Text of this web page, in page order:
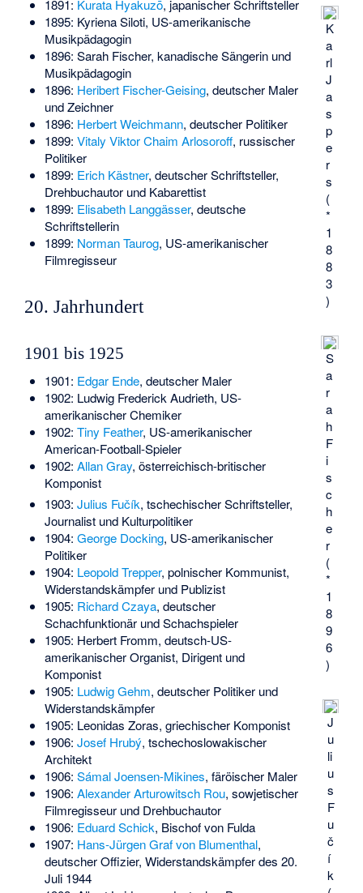
K
a
rl
J
a
s
p
e
r
s
(
*
1
8
8
3
)
S
a
r
a
h
F
i
s
c
h
e
r
(
*
1
8
9
6
)
1891: Kurata Hyakuzō, japanischer Schriftsteller
1895: Kyriena Siloti, US-amerikanische
Musikpädagogin
1896: Sarah Fischer, kanadische Sängerin und
Musikpädagogin
1896: Heribert Fischer-Geising, deutscher Maler
und Zeichner
1896: Herbert Weichmann, deutscher Politiker
1899: Vitaly Viktor Chaim Arlosoroff, russischer
Politiker
1899: Erich Kästner, deutscher Schriftsteller,
Drehbuchautor und Kabarettist
1899: Elisabeth Langgässer, deutsche
Schriftstellerin
1899: Norman Taurog, US-amerikanischer
Filmregisseur
20. Jahrhundert
1901 bis 1925
1901: Edgar Ende, deutscher Maler
1902: Ludwig Frederick Audrieth, US-
amerikanischer Chemiker
1902: Tiny Feather, US-amerikanischer
American-Football-Spieler
1902: Allan Gray, österreichisch-britischer
Komponist
J
u
li
u
s
F
u
č
í
k
1903: Julius Fučík, tschechischer Schriftsteller,
Journalist und Kulturpolitiker
1904: George Docking, US-amerikanischer
Politiker
1904: Leopold Trepper, polnischer Kommunist,
Widerstandskämpfer und Publizist
1905: Richard Czaya, deutscher
Schachfunktionär und Schachspieler
1905: Herbert Fromm, deutsch-US-
amerikanischer Organist, Dirigent und
Komponist
1905: Ludwig Gehm, deutscher Politiker und
Widerstandskämpfer
1905: Leonidas Zoras, griechischer Komponist
1906: Josef Hrubý, tschechoslowakischer
Architekt
1906: Sámal Joensen-Mikines, färöischer Maler
1906: Alexander Arturowitsch Rou, sowjetischer
Filmregisseur und Drehbuchautor
1906: Eduard Schick, Bischof von Fulda
1907: Hans-Jürgen Graf von Blumenthal,
deutscher Offizier, Widerstandskämpfer des 20.
Juli 1944